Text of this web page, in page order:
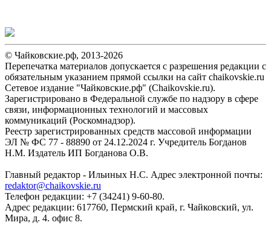
© Чайковские.рф, 2013-2026
Перепечатка материалов допускается с разрешения редакции с
обязательным указанием прямой ссылки на сайт chaikovskie.ru
Сетевое издание "Чайковские.рф" (Chaikovskie.ru).
Зарегистрировано в Федеральной службе по надзору в сфере
связи, информационных технологий и массовых
коммуникаций (Роскомнадзор).
Реестр зарегистрированных средств массовой информации
ЭЛ № ФС 77 - 88890 от 24.12.2024 г. Учредитель Богданов
Н.М. Издатель ИП Богданова О.В.
Главный редактор - Ильиных Н.С. Адрес электронной почты:
redaktor@chaikovskie.ru
Телефон редакции: +7 (34241) 9-60-80.
Адрес редакции: 617760, Пермский край, г. Чайковский, ул.
Мира, д. 4. офис 8.